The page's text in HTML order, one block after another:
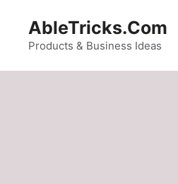
content
AbleTricks.Com
Products & Business Ideas